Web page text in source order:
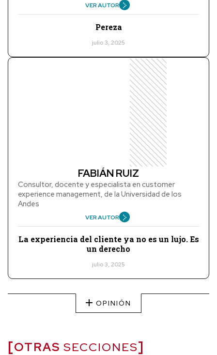
VER AUTOR
Pereza
julio 3, 2025
FABIÁN RUIZ
Consultor, docente y especialista en customer
experience management, de la Universidad de los
Andes
VER AUTOR
La experiencia del cliente ya no es un lujo. Es
un derecho
julio 3, 2025
OPINIÓN
OTRAS SECCIONES